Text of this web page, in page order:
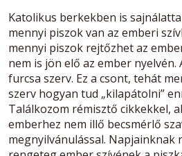
Katolikus berkekben is
mennyi piszok van az emberi
mennyi piszok rejtőzhet az
nem is jön elő az ember nyelvén.
furcsa szerv. Ez a csont, tehát
szerv hogyan tud „kilapátolni”
Találkozom rémisztő cikkekkel,
emberhez nem illő becsmérlő
megnyilvánulással. Napjainknak